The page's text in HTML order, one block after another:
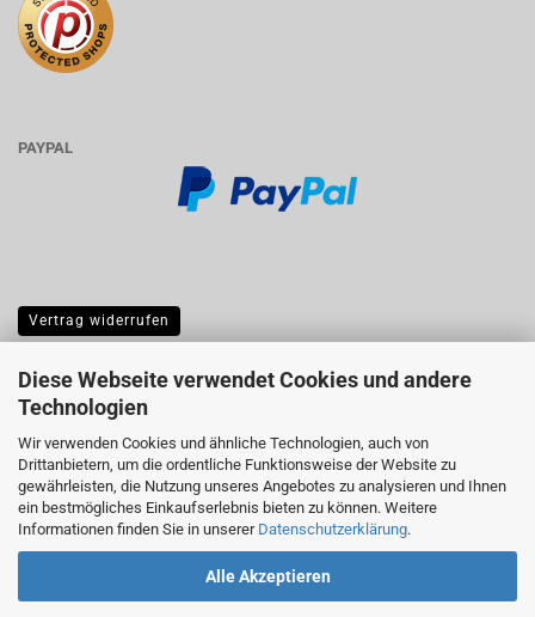
Diese Webseite verwendet Cookies und andere
Technologien
Wir verwenden Cookies und ähnliche Technologien, auch von
Drittanbietern, um die ordentliche Funktionsweise der Website zu
gewährleisten, die Nutzung unseres Angebotes zu analysieren und Ihnen
ein bestmögliches Einkaufserlebnis bieten zu können. Weitere
Informationen finden Sie in unserer Datenschutzerklärung.
Alle Akzeptieren
PAYPAL
Vertrag widerrufen